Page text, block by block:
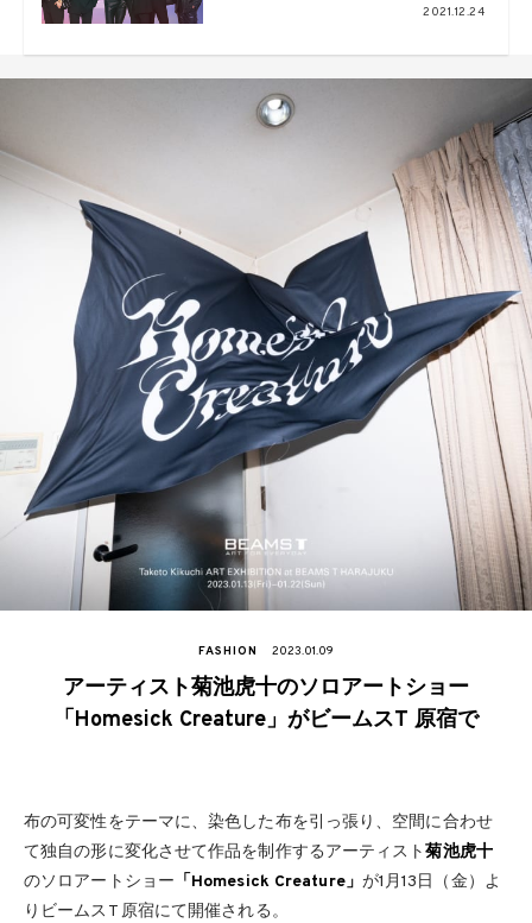
2021.12.24
FASHION 2023.01.09
アーティスト菊池虎十のソロアートショー
「Homesick Creature」がビームスT 原宿で
布の可変性をテーマに、染色した布を引っ張り、空間に合わせ
て独自の形に変化させて作品を制作するアーティスト菊池虎十
のソロアートショー 「Homesick Creature」 が1月13日（金）よ
りビームスT 原宿にて開催される。